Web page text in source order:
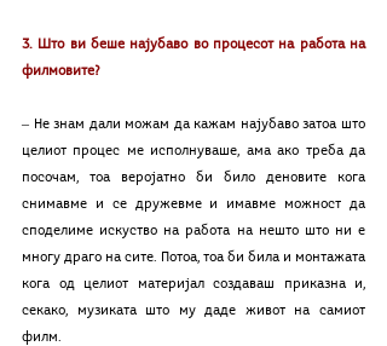
3. Што ви беше најубаво во процесот на работа на
филмовите?
‒ Не знам дали можам да кажам најубаво затоа што
целиот процес ме исполнуваше, ама ако треба да
посочам, тоа веројатно би било деновите кога
снимавме и се дружевме и имавме можност да
споделиме искуство на работа на нешто што ни е
многу драго на сите. Потоа, тоа би била и монтажата
кога од целиот материјал создаваш приказна и,
секако, музиката што му даде живот на самиот
филм.